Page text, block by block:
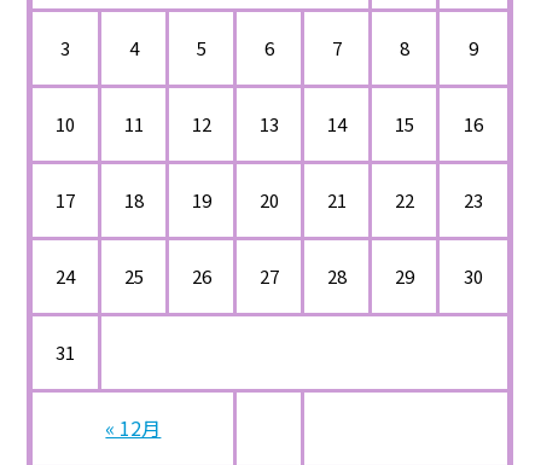
« 12月
3 4 5 6 7 8 9
10 11 12 13 14 15 16
17 18 19 20 21 22 23
24 25 26 27 28 29 30
31